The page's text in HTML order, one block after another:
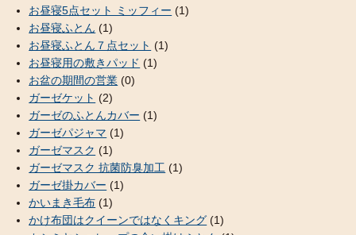
お昼寝5点セット ミッフィー (1)
お昼寝ふとん (1)
お昼寝ふとん７点セット (1)
お昼寝用の敷きパッド (1)
お盆の期間の営業 (0)
ガーゼケット (2)
ガーゼのふとんカバー (1)
ガーゼパジャマ (1)
ガーゼマスク (1)
ガーゼマスク 抗菌防臭加工 (1)
ガーゼ掛カバー (1)
かいまき毛布 (1)
かけ布団はクイーンではなくキング (1)